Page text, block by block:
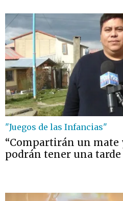
"Juegos de las Infancias"
“Compartirán un mate
podrán tener una